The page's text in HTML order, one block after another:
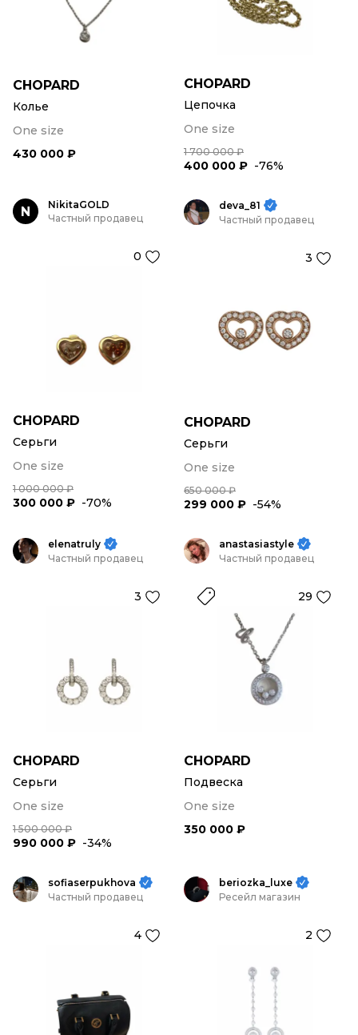
CHOPARD
Колье
One size
430 000 ₽
CHOPARD
Цепочка
One size
1 700 000 ₽
400 000 ₽ -76%
N
NikitaGOLD
Частный продавец
0
CHOPARD
Серьги
One size
1 000 000 ₽
300 000 ₽ -70%
deva_81
Частный продавец
3
CHOPARD
Серьги
One size
650 000 ₽
299 000 ₽ -54%
elenatruly
Частный продавец
3
CHOPARD
Серьги
One size
1 500 000 ₽
990 000 ₽ -34%
anastasiastyle
Частный продавец
29
CHOPARD
Подвеска
One size
350 000 ₽
sofiaserpukhova
Частный продавец
4
beriozka_luxe
Ресейл магазин
2